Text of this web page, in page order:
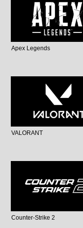
Apex Legends
VALORANT
Counter-Strike 2